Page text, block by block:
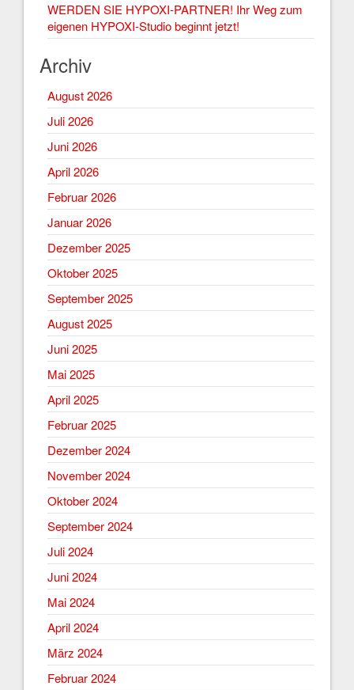
WERDEN SIE HYPOXI-PARTNER! Ihr Weg zum
eigenen HYPOXI-Studio beginnt jetzt!
Archiv
August 2026
Juli 2026
Juni 2026
April 2026
Februar 2026
Januar 2026
Dezember 2025
Oktober 2025
September 2025
August 2025
Juni 2025
Mai 2025
April 2025
Februar 2025
Dezember 2024
November 2024
Oktober 2024
September 2024
Juli 2024
Juni 2024
Mai 2024
April 2024
März 2024
Februar 2024